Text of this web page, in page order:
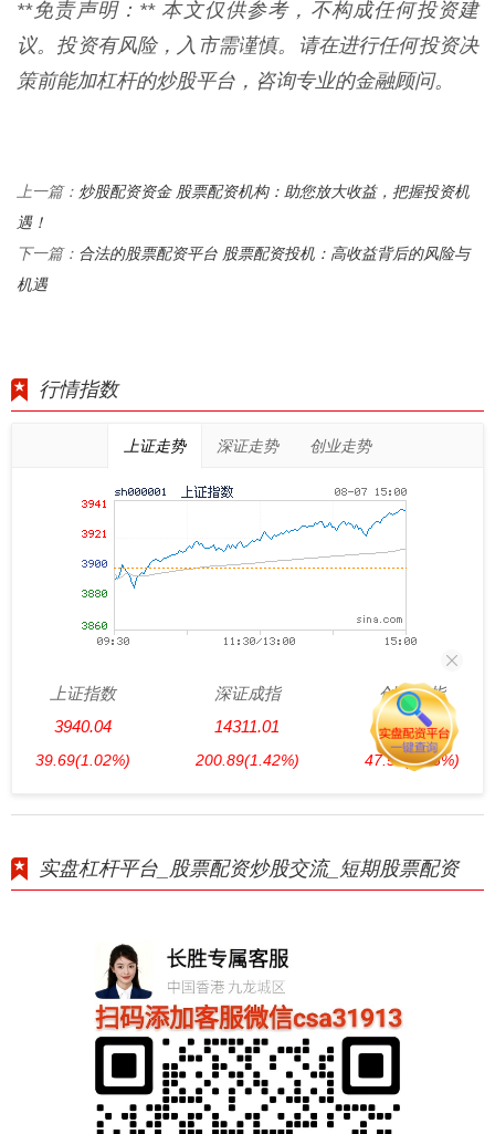
**免责声明：** 本文仅供参考，不构成任何投资建
议。投资有风险，入市需谨慎。请在进行任何投资决
策前能加杠杆的炒股平台，咨询专业的金融顾问。
上一篇： 炒股配资资金 股票配资机构：助您放大收益，把握投资机
遇！
下一篇： 合法的股票配资平台 股票配资投机：高收益背后的风险与
机遇
行情指数
上证走势 深证走势 创业走势
上证指数
3940.04
39.69(1.02%)
深证成指
14311.01
200.89(1.42%)
创业板指
3563.12
47.56(1.35%)
实盘杠杆平台_股票配资炒股交流_短期股票配资